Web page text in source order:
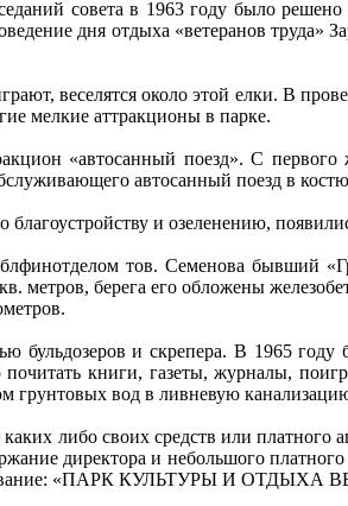
совета в 1963 году было
дня отдыха «ветеранов труда»
веселятся около этой елки. В
мелкие аттракционы в парке.
«автосанный поезд». С первого
автосанный поезд в
и озеленению,
тов. Семенова бывший
метров, берега его обложены
и скрепера. В 1965 году
книги, газеты, журналы,
грунтовых вод в ливневую
либо своих средств или платного
директора и небольшого
«ПАРК КУЛЬТУРЫ И